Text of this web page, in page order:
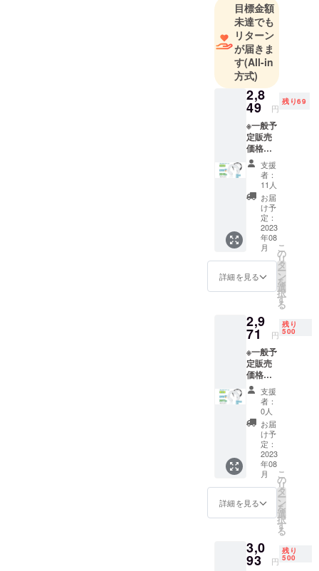
の手元にお
届けるため
に、本社は
製品のデザ
イン・品質
管理・販売
の事業を立
ち上げりま
した。
目標金額
未達でも
リターン
が届きま
す(All-in
方式)
2,8
49 円
残り69
※一般予
定販売
価格：
￥4,071
円 ※税
込・送
料無料
（日本
国内限
定） ※1
セット
内容
ネック
クー
ラー本
体×1
支援
者：
11人
お届
け予
定：
2023
年08
月
詳細を見る
こ
の
リ
タ
ー
ン
を
選
択
す
る
2,9
71 円
残り
500
※一般予
定販売
価格：
￥4,071
円 ※税
込・送
料無料
（日本
国内限
定） ※1
セット
内容
ネック
クー
ラー本
体×1
支援
者：
0人
お届
け予
定：
2023
年08
月
詳細を見る
こ
の
リ
タ
ー
ン
を
選
択
す
る
3,0
93 円
残り
500